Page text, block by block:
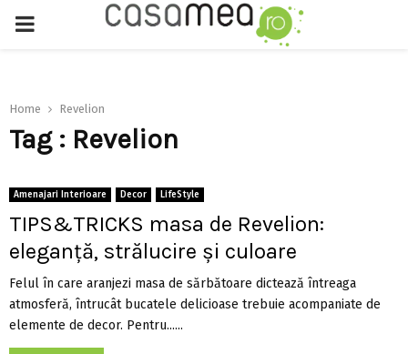
PRIMARY
Home Revelion
Tag : Revelion
Amenajari Interioare Decor LifeStyle
TIPS&TRICKS masa de Revelion:
eleganţă, strălucire şi culoare
Felul în care aranjezi masa de sărbătoare dictează întreaga
atmosferă, întrucât bucatele delicioase trebuie acompaniate de
elemente de decor. Pentru......